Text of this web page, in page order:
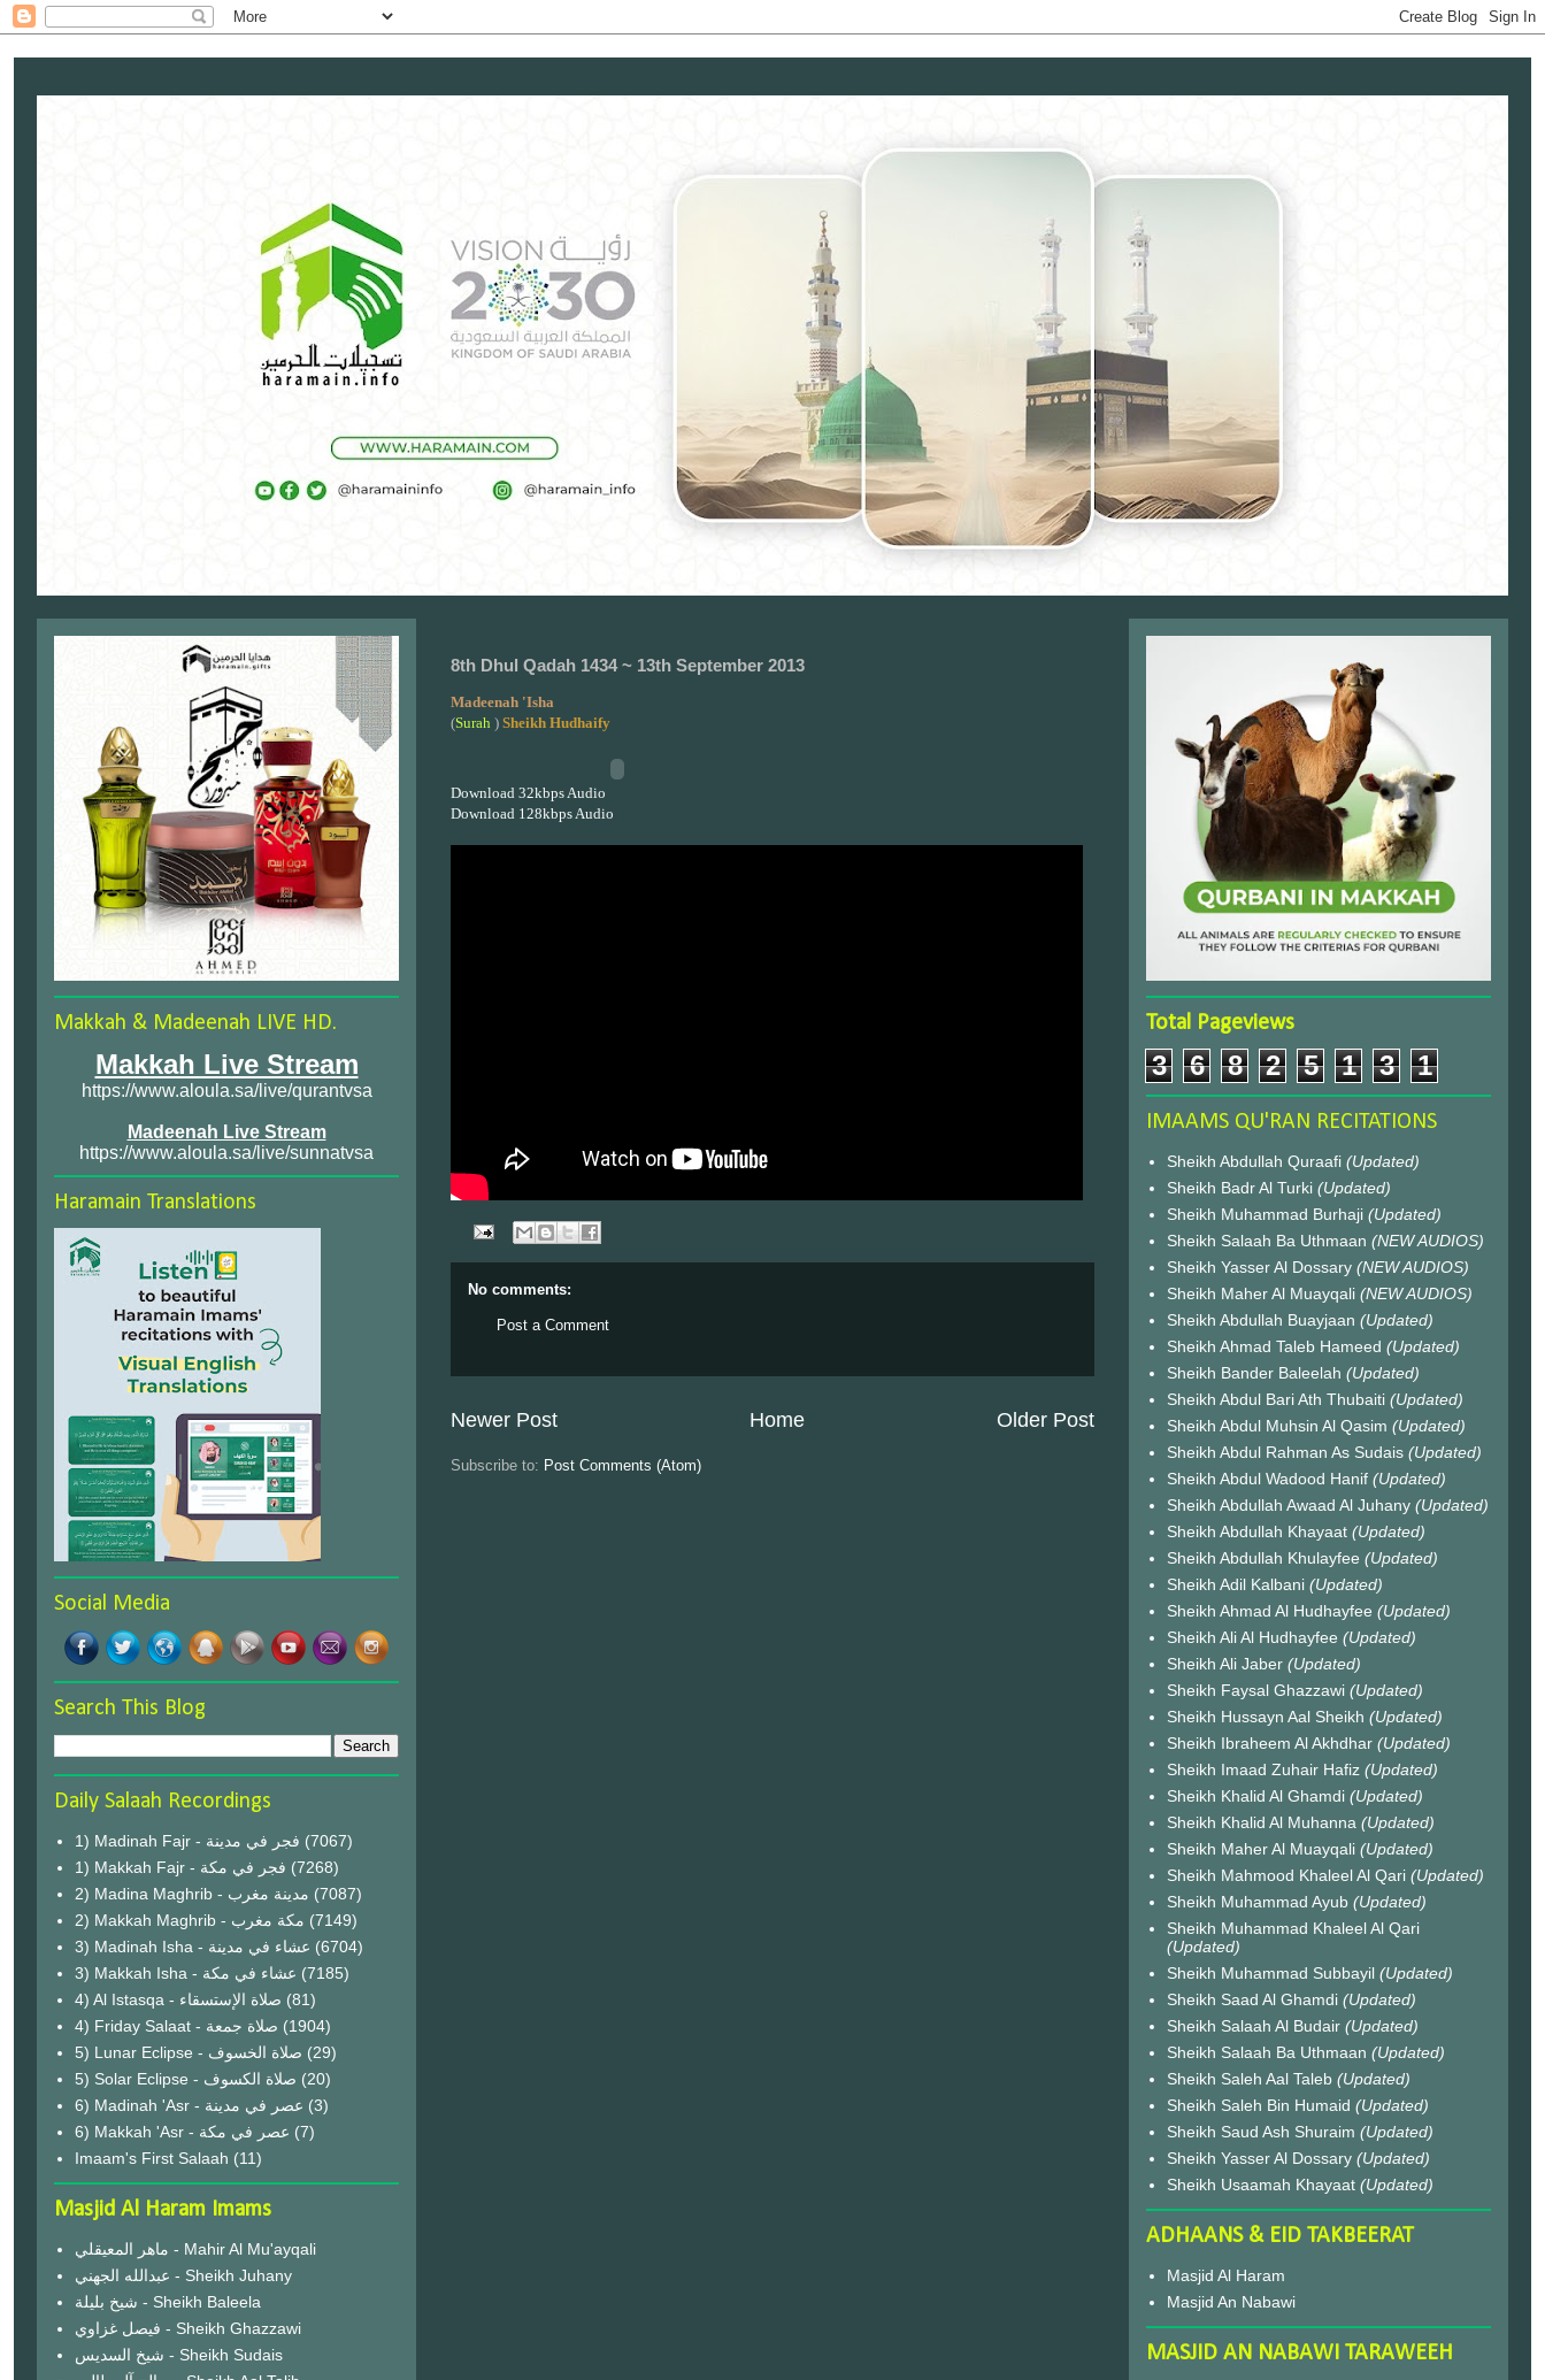
8th Dhul Qadah 1434 ~ 13th September 2013
Madeenah 'Isha
(Surah ) Sheikh Hudhaify
Download 32kbps Audio
Download 128kbps Audio
No comments:
Post a Comment
Newer Post Older Post
Home
Subscribe to: Post Comments (Atom)
Makkah & Madeenah LIVE HD.
Makkah Live Stream
https://www.aloula.sa/live/qurantvsa
Madeenah Live Stream
https://www.aloula.sa/live/sunnatvsa
Haramain Translations
Social Media
Search This Blog
Daily Salaah Recordings
1) Madinah Fajr - فجر في مدينة (7067)
1) Makkah Fajr - فجر في مكة (7268)
2) Madina Maghrib - مدينة مغرب (7087)
2) Makkah Maghrib - مكة مغرب (7149)
3) Madinah Isha - عشاء في مدينة (6704)
3) Makkah Isha - عشاء في مكة (7185)
4) Al Istasqa - صلاة الإستسقاء (81)
4) Friday Salaat - صلاة جمعة (1904)
5) Lunar Eclipse - صلاة الخسوف (29)
(20)
6) Madinah 'Asr - عصر في مدينة (3)
6) Makkah 'Asr - عصر في مكة (7)
Imaam's First Salaah (11)
Masjid Al Haram Imams
ماهر المعيقلي - Mahir Al Mu'ayqali
عبدالله الجهني - Sheikh Juhany
شيخ بليلة - Sheikh Baleela
فيصل غزاوي - Sheikh Ghazzawi
شيخ السديس - Sheikh Sudais
Total Pageviews
3 6 8 2 5 1 3 1
IMAAMS QU'RAN RECITATIONS
Sheikh Abdullah Quraafi (Updated)
Sheikh Badr Al Turki (Updated)
Sheikh Muhammad Burhaji (Updated)
Sheikh Salaah Ba Uthmaan (NEW AUDIOS)
Sheikh Yasser Al Dossary (NEW AUDIOS)
Sheikh Maher Al Muayqali (NEW AUDIOS)
Sheikh Abdullah Buayjaan (Updated)
Sheikh Ahmad Taleb Hameed (Updated)
Sheikh Bander Baleelah (Updated)
Sheikh Abdul Bari Ath Thubaiti (Updated)
Sheikh Abdul Muhsin Al Qasim (Updated)
Sheikh Abdul Rahman As Sudais (Updated)
Sheikh Abdul Wadood Hanif (Updated)
Sheikh Abdullah Awaad Al Juhany (Updated)
Sheikh Abdullah Khayaat (Updated)
Sheikh Abdullah Khulayfee (Updated)
Sheikh Adil Kalbani (Updated)
Sheikh Ahmad Al Hudhayfee (Updated)
Sheikh Ali Al Hudhayfee (Updated)
Sheikh Ali Jaber (Updated)
Sheikh Faysal Ghazzawi (Updated)
Sheikh Hussayn Aal Sheikh (Updated)
Sheikh Ibraheem Al Akhdhar (Updated)
Sheikh Imaad Zuhair Hafiz (Updated)
Sheikh Khalid Al Ghamdi (Updated)
Sheikh Khalid Al Muhanna (Updated)
Sheikh Maher Al Muayqali (Updated)
Sheikh Mahmood Khaleel Al Qari (Updated)
Sheikh Muhammad Ayub (Updated)
Sheikh Muhammad Khaleel Al Qari
(Updated)
Sheikh Muhammad Subbayil (Updated)
Sheikh Saad Al Ghamdi (Updated)
Sheikh Salaah Al Budair (Updated)
Sheikh Salaah Ba Uthmaan (Updated)
Sheikh Saleh Aal Taleb (Updated)
Sheikh Saleh Bin Humaid (Updated)
Sheikh Saud Ash Shuraim (Updated)
Sheikh Yasser Al Dossary (Updated)
Sheikh Usaamah Khayaat (Updated)
ADHAANS & EID TAKBEERAT
Masjid Al Haram
Masjid An Nabawi
MASJID AN NABAWI TARAWEEH